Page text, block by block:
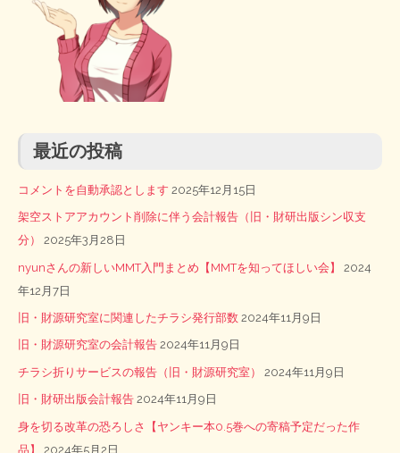
最近の投稿
コメントを自動承認とします 2025年12月15日
架空ストアアカウント削除に伴う会計報告（旧・財研出版シン収支
分）
2025年3月28日
nyunさんの新しいMMT入門まとめ【MMTを知ってほしい会】
2024
年12月7日
旧・財源研究室に関連したチラシ発行部数 2024年11月9日
旧・財源研究室の会計報告 2024年11月9日
チラシ折りサービスの報告（旧・財源研究室） 2024年11月9日
旧・財研出版会計報告 2024年11月9日
身を切る改革の恐ろしさ【ヤンキー本0.5巻への寄稿予定だった作
品】
2024年5月2日